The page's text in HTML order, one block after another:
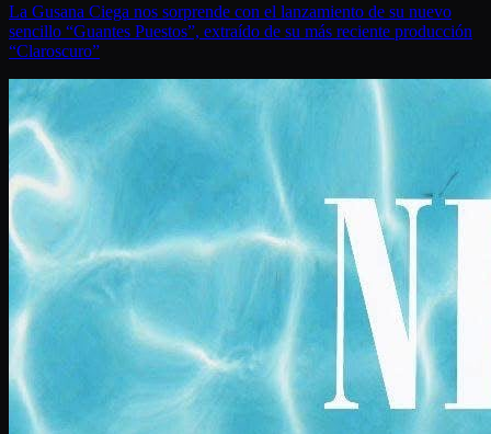
La Gusana Ciega nos sorprende con el lanzamiento de su nuevo
sencillo “Guantes Puestos”, extraído de su más reciente producción
“Claroscuro”